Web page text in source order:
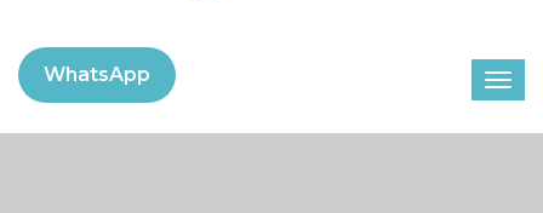
WhatsApp